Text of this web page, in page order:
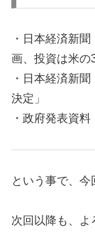
・日本経済新
画、投資は米の
・日本経済新
決定」
・政府発表資料
という事で、今
次回以降も、よ